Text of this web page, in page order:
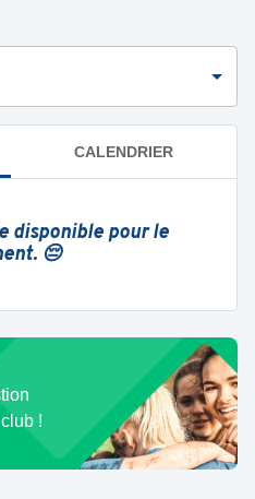
CALENDRIER
disponible pour le
😔
!